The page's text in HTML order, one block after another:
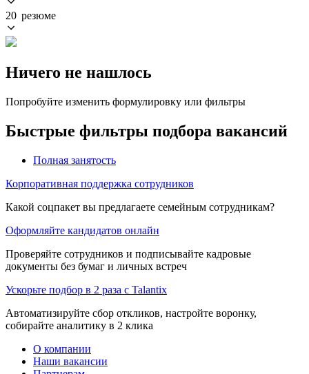
20 резюме
Ничего не нашлось
Попробуйте изменить формулировку или фильтры
Быстрые фильтры подбора вакансий
Полная занятость
Корпоративная поддержка сотрудников
Какой соцпакет вы предлагаете семейным сотрудникам?
Оформляйте кандидатов онлайн
Проверяйте сотрудников и подписывайте кадровые
документы без бумаг и личных встреч
Ускорьте подбор в 2 раза с Talantix
Автоматизируйте сбор откликов, настройте воронку,
собирайте аналитику в 2 клика
О компании
Наши вакансии